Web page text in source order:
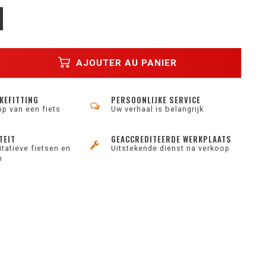
AJOUTER AU PANIER
van een fiets
PERSOONLIJKE SERVICE
Uw verhaal is belangrijk
fietsen en
GEACCREDITEERDE WERKPLAATS
Uitstekende dienst na verkoop